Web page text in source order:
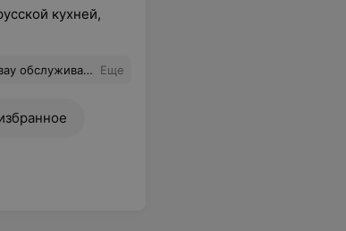
кухней,
еда тут всегда вкусная. Еще